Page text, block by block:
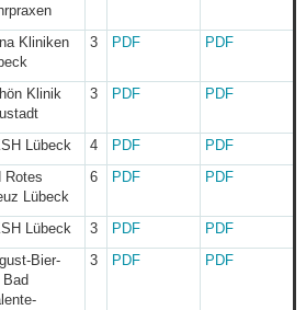
Kliniken
3 PDF PDF
Klinik
3 PDF PDF
Lübeck 4 PDF
PDF
Rotes
Lübeck
6 PDF PDF
Lübeck 3 PDF
PDF
Bier-
Bad
3 PDF PDF